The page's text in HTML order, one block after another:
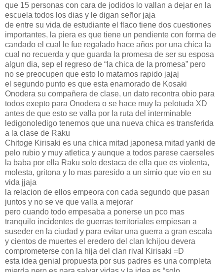
que 15 personas con cara de jodidos lo vallan a dejar en la
escuela todos los dias y le digan señor jaja
de entre su vida de estudiante el flaco tiene dos cuestiones
importantes, la piera es que tiene un pendiente con forma de
candado el cual le fue regalado hace años por una chica la
cual no recuerda y que guarda la promesa de ser su esposa
algun dia, sep el regreso de “la chica de la promesa” pero
no se preocupen que esto lo matamos rapido jajaj
el segundo punto es que esta enamorado de Kosaki
Onodera su compañera de clase, un dato recontra obio para
todos exepto para Onodera o se hace muy la pelotuda XD
antes de que esto se valla por la ruta del interminable
ledigonoledigo tenemos que una nueva chica es transferida
a la clase de Raku
Chitoge Kirisaki es una chica mitad japonesa mitad yanki de
pelo rubio y muy atletica y aunque a todos parese caerseles
la baba por ella Raku solo destaca de ella que es violenta,
molesta, gritona y lo mas paresido a un simio que vio en su
vida jjaja
la relacion de ellos empeora con cada segundo que pasan
juntos y no se ve que valla a mejorar
pero cuando todo empesaba a ponerse un pco mas
tranquilo incidentes de guerras territoriales empiesan a
suseder en la ciudad y para evitar una guerra a gran escala
y cientos de muertes el eredero del clan Ichijou devera
comprometerse con la hija del clan rival Kirisaki =D
esta idea genial propuesta por sus padres es una completa